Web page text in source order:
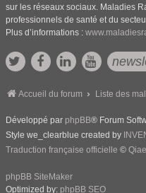
sur les réseaux sociaux. Maladies
professionnels de santé et du
Plus d’informations :
Accueil du forum Liste des
Développé par phpBB® Forum
Style we_clearblue created by
Traduction française officielle ©
phpBB SiteMaker
Optimized by: phpBB SEO